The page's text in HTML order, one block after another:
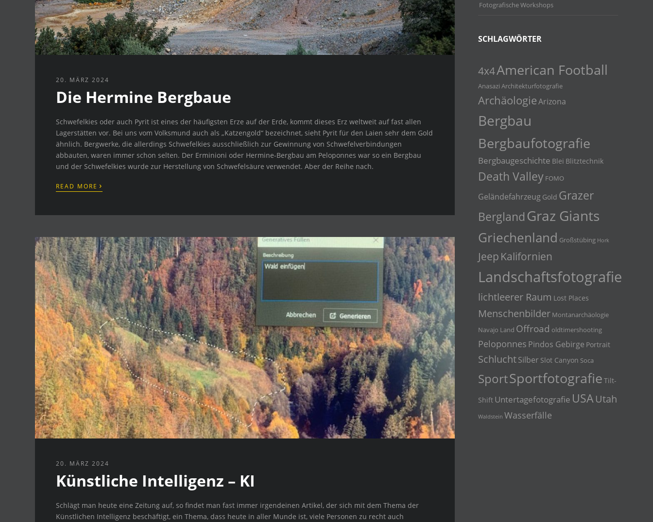
20. MÄRZ 2024
Die Hermine Bergbaue
Schwefelkies oder auch Pyrit ist eines der häufigsten Erze auf der Erde, kommt dieses Erz weltweit auf fast allen
Lagerstätten vor. Bei uns vom Volksmund auch als „Katzengold“ bezeichnet, sieht Pyrit für den Laien sehr dem Gold
ähnlich. Bergwerke, die allerdings Schwefelkies ausschließlich zur Gewinnung von Schwefelverbindungen
abbauten, waren immer schon selten. Der Erminioni oder Hermine-Bergbau am Peloponnes war so ein Bergbau
und der Schwefelkies wurde zur Herstellung von Schwefelsäure verwendet. Aber der Reihe nach.
READ MORE ›
20. MÄRZ 2024
Künstliche Intelligenz – KI
Schlägt man heute eine Zeitung auf, so findet man fast immer irgendeinen Artikel, der sich mit dem Thema der
Künstlichen Intelligenz beschäftigt, ein Thema, dass heute in aller Munde ist, viele Personen zu recht auch
Fotografische Workshops
SCHLAGWÖRTER
4x4American Football
Anasazi Architekturfotografie
ArchäologieArizona
Bergbau
Bergbaufotografie
Bergbaugeschichte Blei Blitztechnik
Death Valley FOMO
Geländefahrzeug Gold Grazer
Bergland Graz Giants
Griechenland Großstübing Hork
Jeep Kalifornien
Landschaftsfotografie
lichtleerer Raum Lost Places
Menschenbilder Montanarchäologie
Navajo Land Offroad oldtimershooting
Peloponnes Pindos Gebirge Portrait
SchluchtSilber Slot Canyon Soca
SportSportfotografie Tilt-
Shift Untertagefotografie USAUtah
Waldstein Wasserfälle